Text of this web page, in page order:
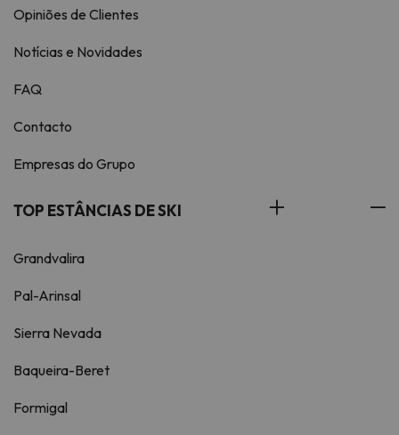
Opiniões de Clientes
Notícias e Novidades
FAQ
Contacto
Empresas do Grupo
TOP ESTÂNCIAS DE SKI
Grandvalira
Pal-Arinsal
Sierra Nevada
Baqueira-Beret
Formigal